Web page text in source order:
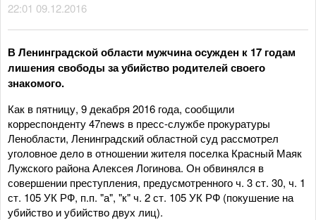
22:01 09.12.2016
В Ленинградской области мужчина осужден к 17 годам
лишения свободы за убийство родителей своего
знакомого.
Как в пятницу, 9 декабря 2016 года, сообщили
корреспонденту 47news в пресс-службе прокуратуры
Ленобласти, Ленинградский областной суд рассмотрел
уголовное дело в отношении жителя поселка Красный Маяк
Лужского района Алексея Логинова. Он обвинялся в
совершении преступления, предусмотренного ч. 3 ст. 30, ч. 1
ст. 105 УК РФ, п.п. "а", "к" ч. 2 ст. 105 УК РФ (покушение на
убийство и убийство двух лиц).